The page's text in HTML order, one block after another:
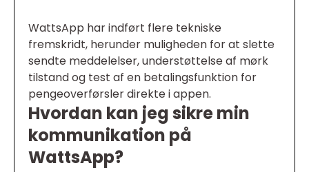
WattsApp har indført flere tekniske
fremskridt, herunder muligheden for at slette
sendte meddelelser, understøttelse af mørk
tilstand og test af en betalingsfunktion for
pengeoverførsler direkte i appen.
Hvordan kan jeg sikre min
kommunikation på
WattsApp?